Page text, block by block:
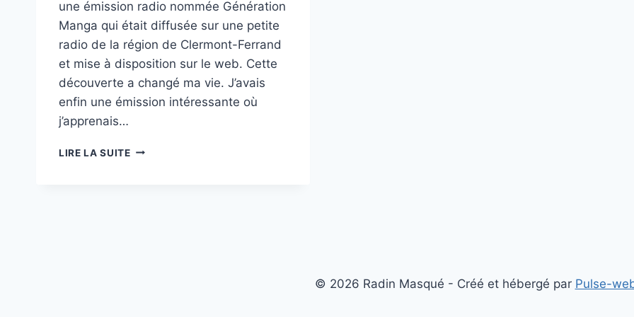
une émission radio nommée Génération
Manga qui était diffusée sur une petite
radio de la région de Clermont-Ferrand
et mise à disposition sur le web. Cette
découverte a changé ma vie. J’avais
enfin une émission intéressante où
j’apprenais…
LIRE LA SUITEJ’ÉCOUTE
© 2026 Radin Masqué - Créé et hébergé par Pulse-